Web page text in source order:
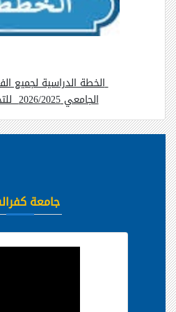
الخطة الدراسية لجميع
الجامعي 2026/2025 للتحميل
جامعة